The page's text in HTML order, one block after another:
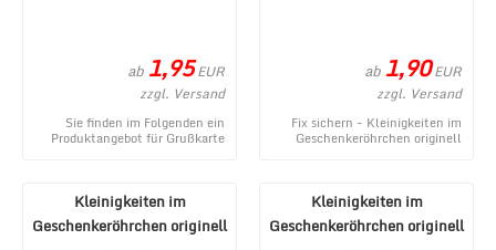
ab 1,95EUR
zzgl. Versand
Sie finden im Folgenden ein
Produktangebot für Grußkarte
ab 1,90EUR
zzgl. Versand
Fix sichern - Kleinigkeiten im
Geschenkeröhrchen originell
Kleinigkeiten im
Geschenkeröhrchen originell
Kleinigkeiten im
Geschenkeröhrchen originell